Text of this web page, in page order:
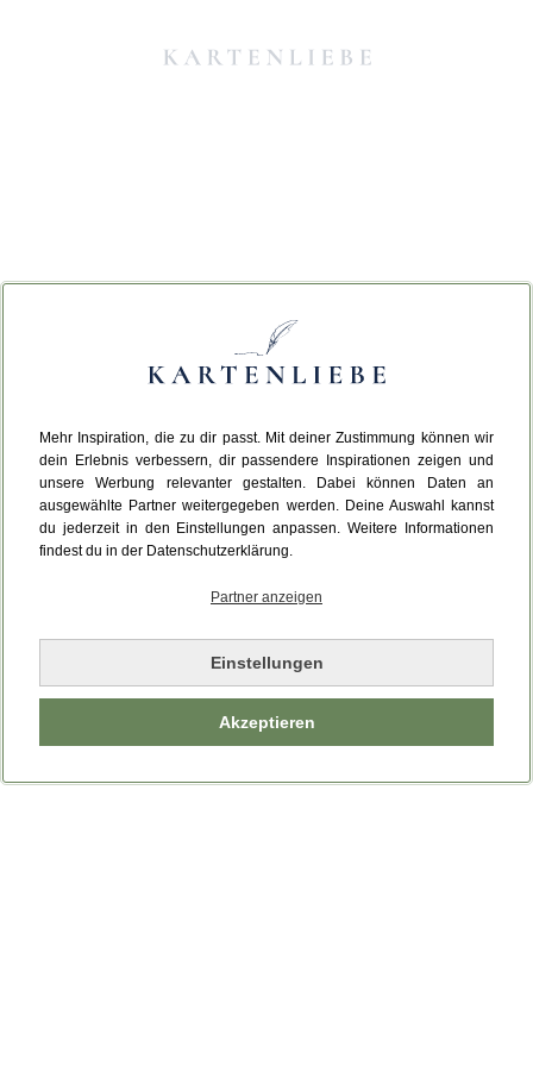
Mehr Inspiration, die zu dir passt. Mit deiner Zustimmung können wir
dein Erlebnis verbessern, dir passendere Inspirationen zeigen und
unsere Werbung relevanter gestalten. Dabei können Daten an
ausgewählte Partner weitergegeben werden. Deine Auswahl kannst
du jederzeit in den Einstellungen anpassen. Weitere Informationen
findest du in der Datenschutzerklärung.
Partner anzeigen
Einstellungen
Akzeptieren
Da ist etwas schiefgelaufen.
Leider ist ein technischer Fehler aufgetreten.
Bitte laden Sie die Seite neu.